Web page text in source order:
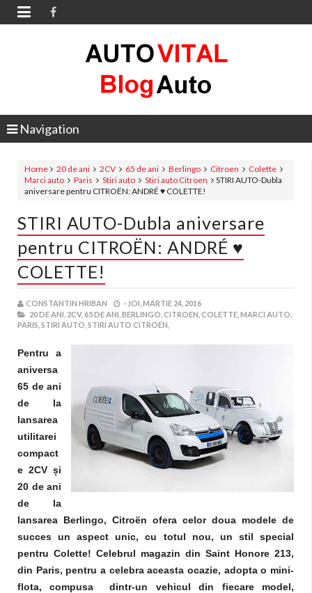

Navigation
Home 20 de ani 2CV 65 de ani Berlingo Citroen
Colette
Marci auto
Paris Stiri auto Stiri auto Citroen
STIRI AUTO-Dubla
aniversare pentru CITROËN: ANDRÉ ♥ COLETTE!
STIRI AUTO-Dubla aniversare
pentru CITROËN: ANDRÉ ♥
COLETTE!
CONSTANTIN HRIBAN - JOI, MARTIE 24, 2016
20 DE ANI, 2CV, 65 DE ANI, BERLINGO, CITROEN, COLETTE, MARCI AUTO,
PARIS, STIRI AUTO, STIRI AUTO CITROEN,
Pentru a
aniversa
65 de ani
de la
lansarea
utilitarei
compact
e 2CV și
20 de ani
de la
lansarea Berlingo, Citroën ofera celor doua modele de
succes un aspect unic, cu totul nou, un stil special
pentru Colette! Celebrul magazin din Saint Honore 213,
din Paris, pentru a celebra aceasta ocazie, adopta o mini-
flota, compusa dintr-un vehicul din fiecare model,